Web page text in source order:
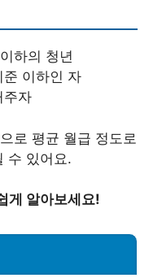
하의 청년
준 이하인 자
주자
로 평균 월급 정도로
수 있어요.
게 알아보세요!